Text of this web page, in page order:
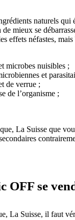
naturels
mieux se
néfastes,
microbes nuisibles ;
et
de verrue ;
de l’organisme ;
La Suisse que
OFF se
La Suisse, il faut